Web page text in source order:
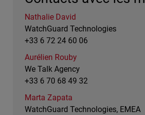
Nathalie David
WatchGuard Technologies
+33 6 72 24 60 06
Aurélien Rouby
We Talk Agency
+33 6 70 68 49 32
Marta Zapata
WatchGuard Technologies, EMEA